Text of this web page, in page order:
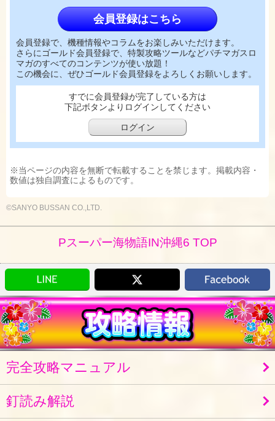
会員登録はこちら
会員登録で、機種情報やコラムをお楽しみいただけます。
さらにゴールド会員登録で、特製攻略ツールなどパチマガスロ
マガのすべてのコンテンツが使い放題！
この機会に、ぜひゴールド会員登録をよろしくお願いします。
すでに会員登録が完了している方は
下記ボタンよりログインしてください
ログイン
※当ページの内容を無断で転載することを禁じます。掲載内容・
数値は独自調査によるものです。
©SANYO BUSSAN CO.,LTD.
Pスーパー海物語IN沖縄6 TOP
完全攻略マニュアル
釘読み解説